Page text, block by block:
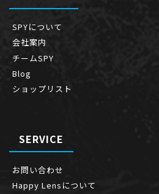
SPYについて
会社案内
チームSPY
Blog
ショップリスト
SERVICE
お問い合わせ
Happy Lensについて